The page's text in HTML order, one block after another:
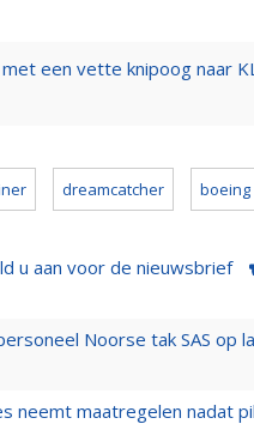
een vette knipoog naar
dreamcatcher boeing
u aan voor de nieuwsbrief
Noorse tak SAS op
neemt maatregelen nadat